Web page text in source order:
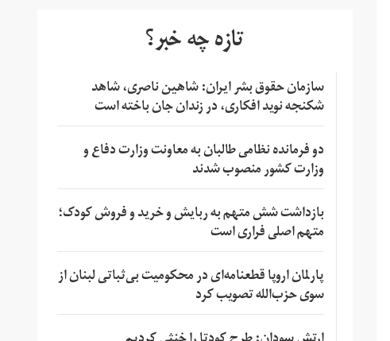
تازه چه خبر؟
سازمان حقوق بشر ایران: شاهین ناصری، شاهد
شکنجه نوید افکاری، در زندان جان باخته است
دو فرمانده نظامی طالبان به معاونت وزارت دفاع و
وزارت کشور منصوب شدند
بازداشت شش متهم به ربایش و خرید و فروش کودک؛
متهم اصلی فراری است
پارلمان اروپا قطعنامه‌ای در محکومیت بی‌ثباتی لبنان از
سوی حزب‌الله تصویب کرد